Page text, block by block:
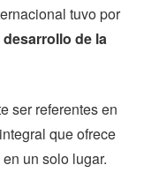
tuvo por
de la
ser referentes en
que ofrece
un solo lugar.